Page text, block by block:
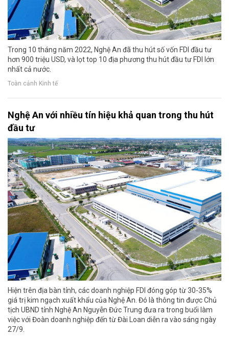
Trong 10 tháng năm 2022, Nghệ An đã thu hút số vốn FDI đầu tư
hơn 900 triệu USD, và lọt top 10 địa phương thu hút đầu tư FDI lớn
nhất cả nước.
Toàn cảnh Kinh tế
Nghệ An với nhiều tín hiệu khả quan trong thu hút
đầu tư
Hiện trên địa bàn tỉnh, các doanh nghiệp FDI đóng góp từ 30-35%
giá trị kim ngạch xuất khẩu của Nghệ An. Đó là thông tin được Chủ
tịch UBND tỉnh Nghệ An Nguyễn Đức Trung đưa ra trong buổi làm
việc với Đoàn doanh nghiệp đến từ Đài Loan diễn ra vào sáng ngày
27/9.